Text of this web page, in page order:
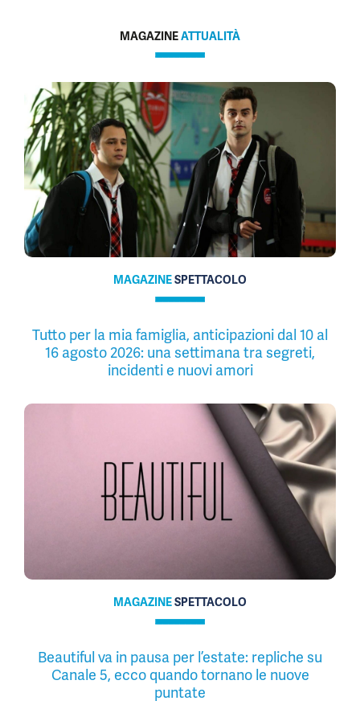
MAGAZINEATTUALITÀ
MAGAZINESPETTACOLO
Tutto per la mia famiglia, anticipazioni dal 10 al
16 agosto 2026: una settimana tra segreti,
incidenti e nuovi amori
MAGAZINESPETTACOLO
Beautiful va in pausa per l’estate: repliche su
Canale 5, ecco quando tornano le nuove
puntate